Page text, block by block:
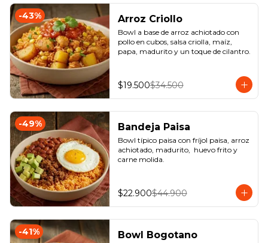
-43% Arroz Criollo
Bowl a base de arroz achiotado con
pollo en cubos, salsa criolla, maíz,
papa, madurito y un toque de cilantro.
$19.500$34.500
-49% Bandeja Paisa
Bowl típico paisa con fríjol paisa, arroz
achiotado, madurito,  huevo frito y
carne molida.
$22.900$44.900
-41% Bowl Bogotano